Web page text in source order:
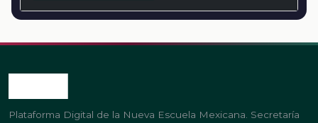
Plataforma Digital de la Nueva Escuela Mexicana. Secretaría